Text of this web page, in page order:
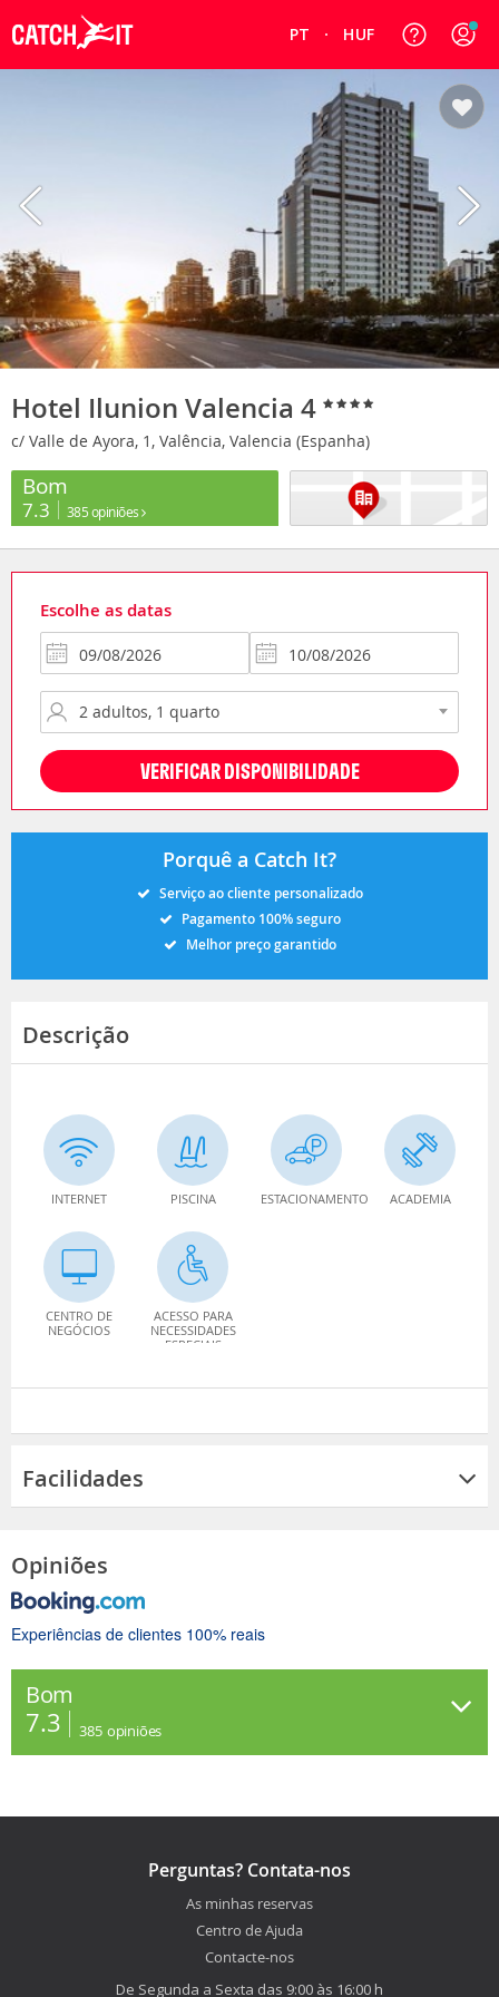
PT HUF
Hotel Ilunion Valencia 4
c/ Valle de Ayora, 1, Valência, Valencia (Espanha)
Bom
7.3 385 opiniões
Escolhe as datas
VERIFICAR DISPONIBILIDADE
Porquê a Catch It?
Serviço ao cliente personalizado
Pagamento 100% seguro
Melhor preço garantido
Descrição
INTERNET PISCINA ESTACIONAMENTO ACADEMIA
CENTRO DE
NEGÓCIOS
ACESSO PARA
NECESSIDADES
ESPECIAIS
Facilidades
Opiniões
Experiências de clientes 100% reais
Bom
7.3 385 opiniões
Perguntas? Contata-nos
As minhas reservas
Centro de Ajuda
Contacte-nos
De Segunda a Sexta das 9:00 às 16:00 h